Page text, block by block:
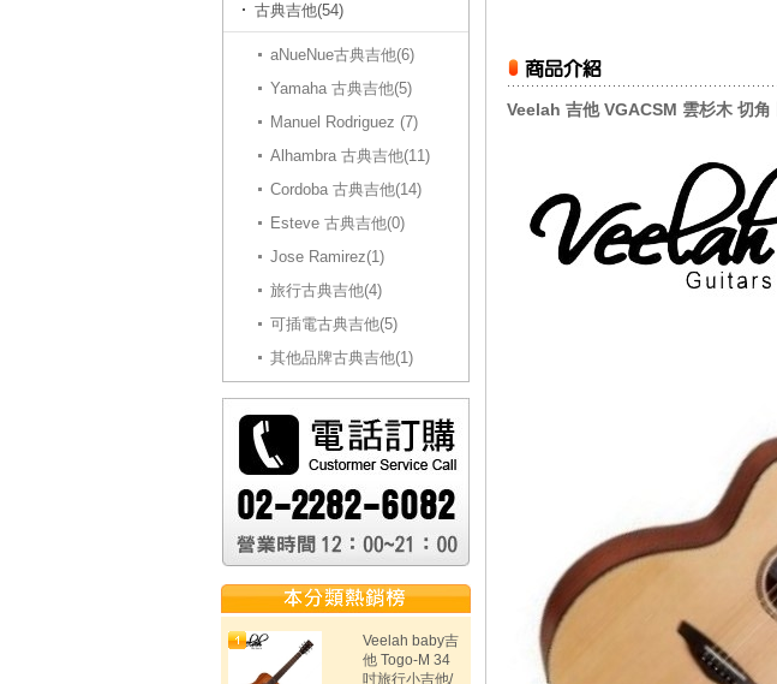
古典吉他(54)
aNueNue古典吉他(6)
Yamaha 古典吉他(5)
Manuel Rodriguez (7)
Alhambra 古典吉他(11)
Cordoba 古典吉他(14)
Esteve 古典吉他(0)
Jose Ramirez(1)
旅行古典吉他(4)
可插電古典吉他(5)
其他品牌古典吉他(1)
Veelah baby吉
他 Togo-M 34
吋旅行小吉他/
Veelah 吉他 VGACSM 雲杉木 切角